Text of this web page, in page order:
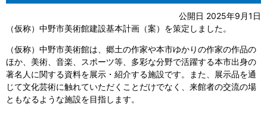
公開日 2025年9月1日
（仮称）中野市美術館建設基本計画（案）を策定しました。
（仮称）中野市美術館は、郷土の作家や本市ゆかりの作家の作品の
ほか、美術、音楽、スポーツ等、多彩な分野で活躍する本市出身の
著名人に関する資料を展示・紹介する施設です。また、展示品を通
じて文化芸術に触れていただくことだけでなく、来館者の交流の場
ともなるような施設を目指します。